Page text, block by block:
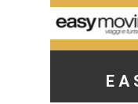
E A